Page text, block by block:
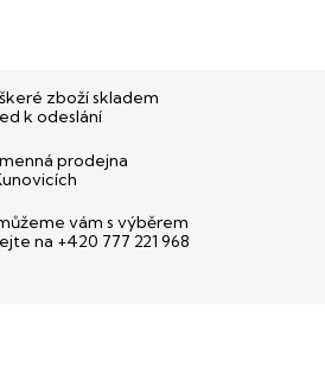
zboží skladem
k odeslání
prodejna
vám s výběrem
na +420 777 221 968